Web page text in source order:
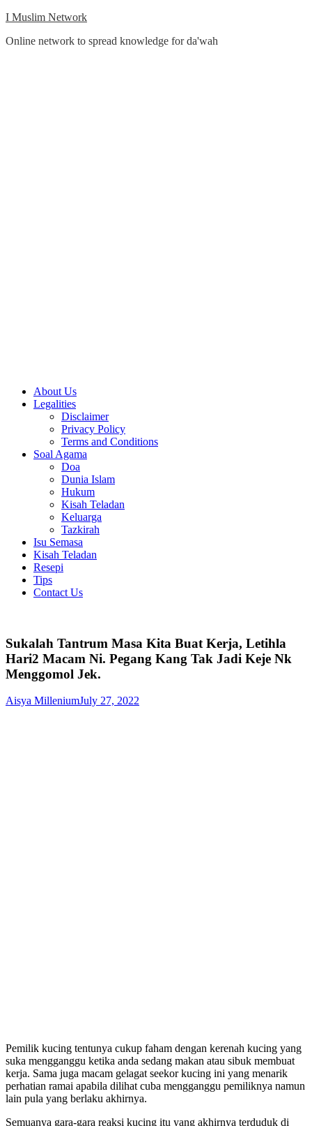
Skip
content
I Muslim Network
Online network to spread knowledge for da'wah
Close
Menu
About Us
Legalities
Disclaimer
Privacy Policy
Terms and Conditions
Soal Agama
Doa
Dunia Islam
Hukum
Kisah Teladan
Keluarga
Tazkirah
Isu Semasa
Kisah Teladan
Resepi
Tips
Contact Us
Sukalah Tantrum Masa Kita Buat Kerja, Letihla
Hari2 Macam Ni. Pegang Kang Tak Jadi Keje Nk
Menggomol Jek.
Aisya MilleniumJuly 27, 2022
Pemilik kucing tentunya cukup faham dengan kerenah kucing yang
suka mengganggu ketika anda sedang makan atau sibuk membuat
kerja. Sama juga macam gelagat seekor kucing ini yang menarik
perhatian ramai apabila dilihat cuba mengganggu pemiliknya namun
lain pula yang berlaku akhirnya.
Semuanya gara-gara reaksi kucing itu yang akhirnya terduduk di